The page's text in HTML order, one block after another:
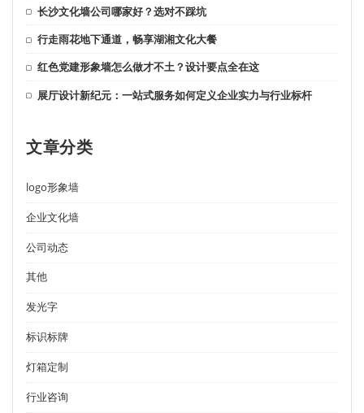
长沙文化墙公司哪家好？选对不踩坑
行走雨花地下通道，畅享湖湘文化大餐
红色党建形象墙怎么做才不土？设计要点全在这
展厅设计新纪元：一站式服务如何定义企业实力与行业标杆
文章分类
logo形象墙
企业文化墙
公司动态
其他
发光字
标识标牌
灯箱定制
行业咨询